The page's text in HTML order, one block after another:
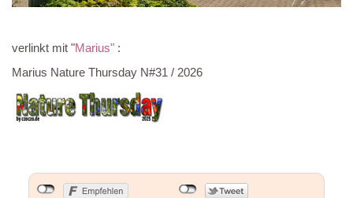
verlinkt mit "Marius" :
Marius Nature Thursday N#31 / 2026